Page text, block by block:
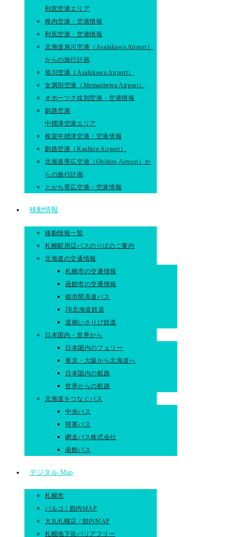
利尻空港エリア
稚内空港・空港情報
利尻空港・空港情報
北海道旭川空港（Asahikawa Airport）
からの旅行計画
旭川空港（Asahikawa Airport）
女満別空港（Memanbetsu Airport）
オホーツク紋別空港・空港情報
釧路空港
中標津空港エリア
根室中標津空港・空港情報
釧路空港（Kushiro Airport）
北海道帯広空港（Obihiro Airport）か
らの旅行計画
とかち帯広空港・空港情報
移動情報
移動情報一覧
札幌駅周辺バスのりばのご案内
北海道の交通情報
札幌市の交通情報
函館市の交通情報
都市間高速バス
JR北海道鉄道
道南いさりび鉄道
日本国内・世界から
日本国内のフェリー
東京・大阪から北海道へ
日本国内の航路
世界からの航路​
北海道をつなぐバス
中央バス
阿寒バス
網走バス株式会社
函館バス
デジタル Map
札幌市
パルコ / 館内MAP
大丸札幌店 / 館内MAP
札幌地下街バリアフリー